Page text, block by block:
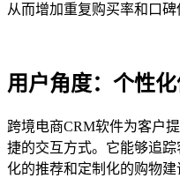
从而增加重复购买率和口碑
用户角度：个性
跨境电商CRM软件为客户
捷的交互方式。它能够追
化的推荐和定制化的购物